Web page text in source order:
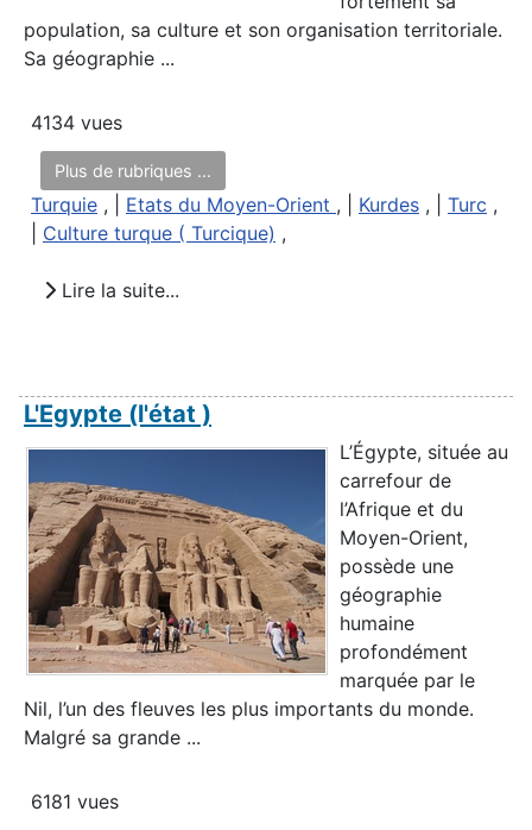
population, sa culture et son organisation territoriale.
Sa géographie ...
4134 vues
Plus de rubriques ...
Turquie , | Etats du Moyen-Orient , | Kurdes , | Turc ,
Culture turque ( Turcique) ,
Lire la suite...
L'Egypte (l'état )
L’Égypte, située au
carrefour de
l’Afrique et du
Moyen-Orient,
possède une
géographie
humaine
profondément
marquée par le
Nil, l’un des fleuves les plus importants du monde.
Malgré sa grande ...
6181 vues